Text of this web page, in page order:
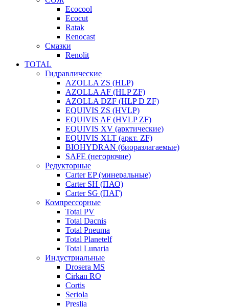
Ecocool
Ecocut
Ratak
Renocast
Смазки
Renolit
TOTAL
Гидравлические
AZOLLA ZS (HLP)
AZOLLA AF (HLP ZF)
AZOLLA DZF (HLP D ZF)
EQUIVIS ZS (HVLP)
EQUIVIS AF (HVLP ZF)
EQUIVIS XV (арктические)
EQUIVIS XLT (аркт. ZF)
BIOHYDRAN (биоразлагаемые)
SAFE (негорючие)
Редукторные
Carter EP (минеральные)
Carter SH (ПАО)
Carter SG (ПАГ)
Компрессорные
Total PV
Total Dacnis
Total Pneuma
Total Planetelf
Total Lunaria
Индустриальные
Drosera MS
Cirkan RO
Cortis
Seriola
Preslia